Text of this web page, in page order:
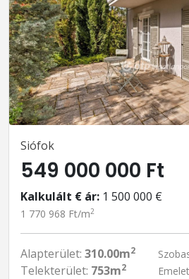
Siófok
549 000 000 Ft
Kalkulált € ár: 1 500 000 €
1 770 968 Ft/m2
Alapterület: 310.00m2
Telekterület: 753m2